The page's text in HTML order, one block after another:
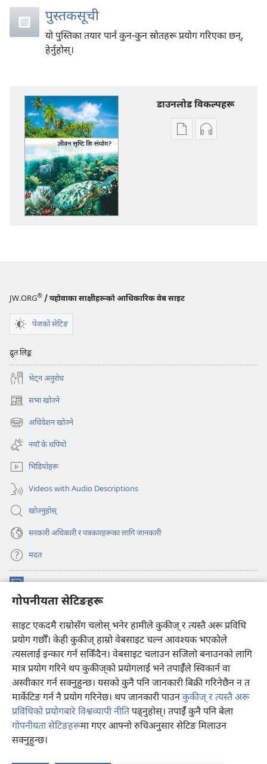
गोपनीयता सेटिङहरू
साइट एकदमै राम्रोसँग चलोस् भनेर हामीले कुकीज् र त्यस्तै अरू प्रविधि
प्रयोग गर्छौँ। केही कुकीज्‌ हाम्रो वेबसाइट चल्न आवश्यक भएकोले
त्यसलाई इन्कार गर्न सकिँदैन। वेबसाइट चलाउन सजिलो बनाउनको लागि
मात्र प्रयोग गरिने थप कुकीज्‌को प्रयोगलाई भने तपाईँले स्विकार्न वा
अस्वीकार गर्न सक्नुहुन्छ। यसको कुनै पनि जानकारी बिक्री गरिनेछैन न त
मार्केटिङ गर्न नै प्रयोग गरिनेछ। थप जानकारी पाउनकुकीज् र त्यस्तै अरू
प्रविधिको प्रयोगबारे विश्वव्यापी नीतिपढ्नुहोस्। तपाईँ कुनै पनि बेला
गोपनीयता सेटिङहरूमा गएर आफ्नो रुचिअनुसार सेटिङ मिलाउन
सक्नुहुन्छ।
पुस्तकसूची
यो पुस्तिका तयार पार्न कुन-कुन स्रोतहरू प्रयोग गरिएका छन्‌,
हेर्नुहोस्‌।
डाउनलोड विकल्पहरू
प्रकाशन अडियो
JW.ORG® / यहोवाका साक्षीहरूको आधिकारिक वेब साइट
पेजको सेटिङ
द्रुत लिङ्क
भेट्‌न अनुरोध
सभा खोज्ने
(ब्राउजरको
अर्को
ट्याबमा
नयाँ
पृष्ठ
खुल्नेछ)
अधिवेशन खोज्ने
(ब्राउजरको
अर्को
ट्याबमा
नयाँ
पृष्ठ
खुल्नेछ)
नयाँ के थपियो
भिडियोहरू
Videos with Audio Descriptions
खोज्नुहोस्‌
सरकारी अधिकारी र पत्रकारहरूका लागि जानकारी
मदत
अर्को
नयाँ
पृष्ठ
प्रहरीधरहरा अनलाइन लाइब्रेरी
(ब्राउजरको
अर्को
नयाँ
पृष्ठ
खुल्नेछ)
JW Hub ®
(ब्राउजरको
अर्को
ट्याबमा
नयाँ
पृष्ठ
खुल्नेछ)
JW लाइब्रेरी एप
Copyright© 2026 Watch Tower Bible and Tract Society of Pennsylvania.